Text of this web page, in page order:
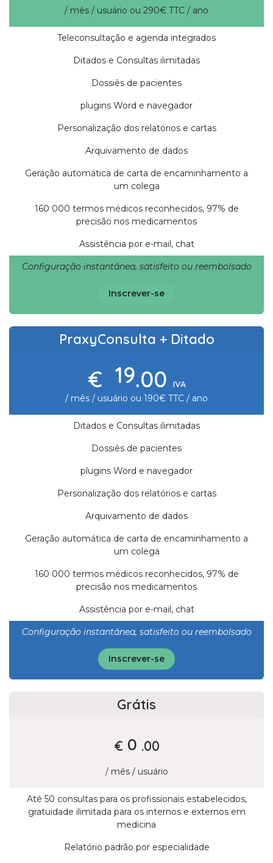
/ mês / usuário ou 290€ TTC / ano
Teleconsultação e agenda integrados
Ditados e Consultas ilimitadas
Dossiês de pacientes
plugins Word e navegador
Personalização dos relatórios e cartas
Arquivamento de dados
Geração automática de carta de encaminhamento a
um colega
160 000 termos médicos reconhecidos, 97% de
precisão nos medicamentos
Assistência por e-mail, chat
Configuração instantânea, satisfeito ou reembolsado
Inscrever-se
PraxyConsulta + Ditado
€ 19.00
IVA
/ mês / usuário ou 190€ TTC / ano
Ditados e Consultas ilimitadas
Dossiês de pacientes
plugins Word e navegador
Personalização dos relatórios e cartas
Arquivamento de dados
Geração automática de carta de encaminhamento a
um colega
160 000 termos médicos reconhecidos, 97% de
precisão nos medicamentos
Assistência por e-mail, chat
Configuração instantânea, satisfeito ou reembolsado
Inscrever-se
Grátis
€ 0 .00
/ mês / usuário
Até 50 consultas para os profissionais estabelecidos,
gratuidade ilimitada para os internos e externos em
medicina
Relatório padrão por especialidade